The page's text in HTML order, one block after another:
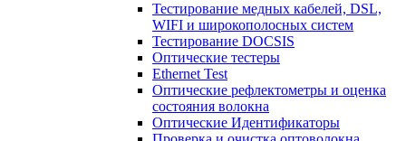
Тестирование медных кабелей, DSL,
WIFI и широкополосных систем
Тестирование DOCSIS
Оптические тестеры
Ethernet Test
Оптические рефлектометры и оценка
состояния волокна
Оптические Идентификаторы